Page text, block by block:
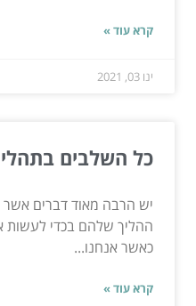
קרא עוד »
ינו 03, 2021
כל השלבים
יש הרבה מאוד דברים אשר
ההליך שלהם בכדי לעשות
כאשר אנחנו...
קרא עוד »